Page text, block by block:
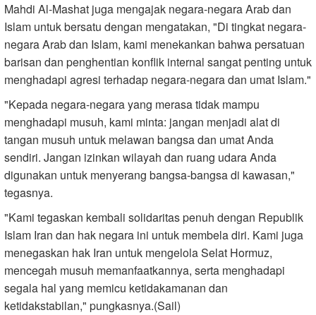
Mahdi Al-Mashat juga mengajak negara-negara Arab dan
Islam untuk bersatu dengan mengatakan, "Di tingkat negara-
negara Arab dan Islam, kami menekankan bahwa persatuan
barisan dan penghentian konflik internal sangat penting untuk
menghadapi agresi terhadap negara-negara dan umat Islam."
"Kepada negara-negara yang merasa tidak mampu
menghadapi musuh, kami minta: jangan menjadi alat di
tangan musuh untuk melawan bangsa dan umat Anda
sendiri. Jangan izinkan wilayah dan ruang udara Anda
digunakan untuk menyerang bangsa-bangsa di kawasan,"
tegasnya.
"Kami tegaskan kembali solidaritas penuh dengan Republik
Islam Iran dan hak negara ini untuk membela diri. Kami juga
menegaskan hak Iran untuk mengelola Selat Hormuz,
mencegah musuh memanfaatkannya, serta menghadapi
segala hal yang memicu ketidakamanan dan
ketidakstabilan," pungkasnya.(Sail)